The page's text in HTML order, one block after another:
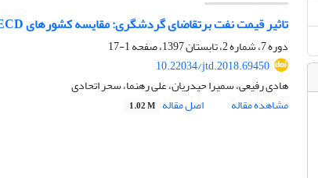
تاثیر قیمت نفت برتقاضای گردشگری: مقایسه کشورهای OECD و کشورهای خاورمیانه
دوره 7، شماره 2، تابستان 1397، صفحه
1-17
10.22034/jtd.2018.69450
هادی رفیعی، سمیرا حیدریان، علی رهنما، سحر اتحادی
مشاهده مقاله
اصل مقاله 1.02 M